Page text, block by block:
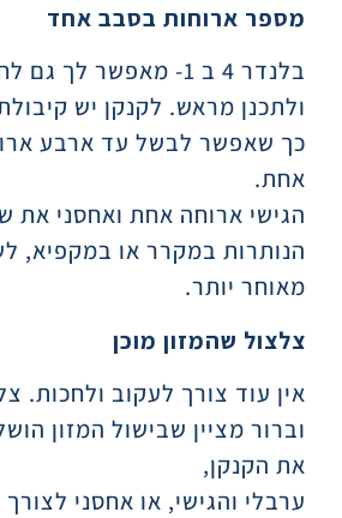
מספר ארוחות בסבב אחד
בלנדר 4 ב 1- מאפשר לך
כך שאפשר לבשל עד ארבע
אחת.
הגישי ארוחה אחת ואחסני את
הנותרות במקרר או במקפיא,
מאוחר יותר.
צלצול שהמזון מוכן
אין עוד צורך לעקוב ולחכות.
וברור מציין שבישול המזון
את הקנקן,
ערבלי והגישי, או אחסני